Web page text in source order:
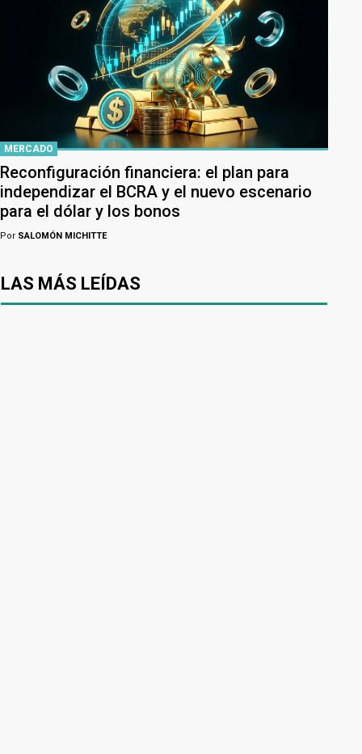
MERCADO
Reconfiguración financiera: el plan para
independizar el BCRA y el nuevo escenario
para el dólar y los bonos
Por SALOMÓN MICHITTE
LAS MÁS LEÍDAS